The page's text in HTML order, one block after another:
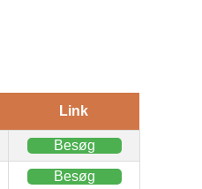
Link
Besøg
Besøg